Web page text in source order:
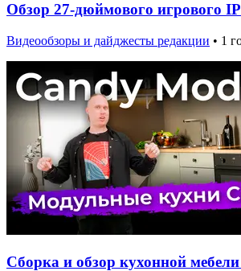
Обзор 27-дюймового игрового
Видеообзоры и дайджесты редакции • 1
Сборка и обзор кухонной